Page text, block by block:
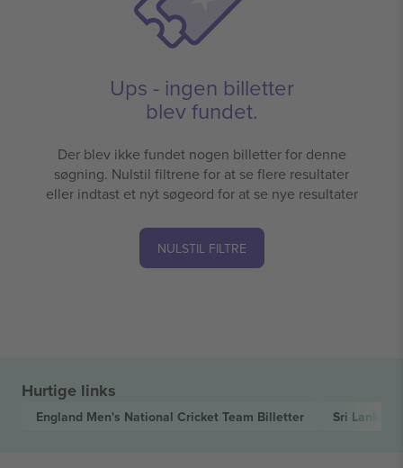
Ups - ingen billetter
blev fundet.
Der blev ikke fundet nogen billetter for denne
søgning. Nulstil filtrene for at se flere resultater
eller indtast et nyt søgeord for at se nye resultater
NULSTIL FILTRE
Hurtige links
England Men's National Cricket Team Billetter Sri Lanka